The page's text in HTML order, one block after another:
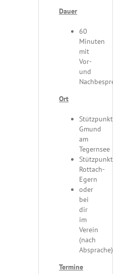
Dauer
60
Minuten
mit
Vor-
und
Ort
Stützpunkt
Gmund
am
Tegernsee
Stützpunkt
Rottach-
Egern
oder
bei
dir
im
Verein
(nach
Absprache)
Termine